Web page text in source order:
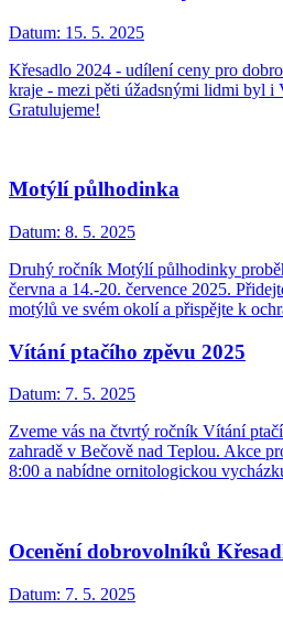
Datum: 15. 5. 2025
Křesadlo 2024 - udílení ceny pro
kraje - mezi pěti úžadsnými lidmi byl i
Gratulujeme!
Motýlí půlhodinka
Datum: 8. 5. 2025
Druhý ročník Motýlí půlhodinky
června a 14.-20. července 2025.
motýlů ve svém okolí a přispějte k
Vítání ptačího zpěvu 2025
Datum: 7. 5. 2025
Zveme vás na čtvrtý ročník Vítání
zahradě v Bečově nad Teplou. Akce
8:00 a nabídne ornitologickou
Ocenění dobrovolníků
Datum: 7. 5. 2025